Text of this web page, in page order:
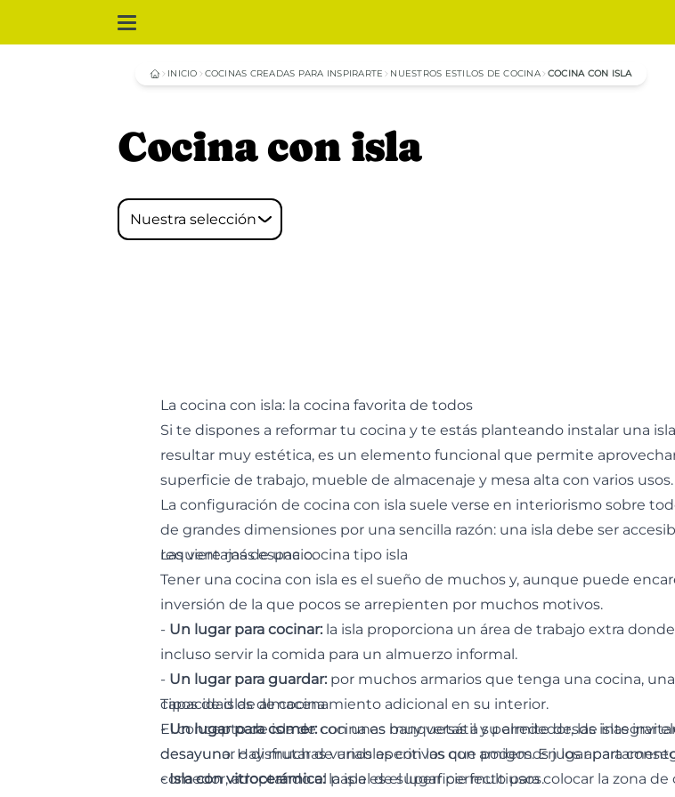
INICIO COCINAS CREADAS PARA INSPIRARTE NUESTROS ESTILOS DE COCINA COCINA CON ISLA
Cocina con isla
Nuestra selección
La cocina con isla: la cocina favorita de todos
Si te dispones a reformar tu cocina y te estás planteando instalar una
resultar muy estética, es un elemento funcional que permite
superficie de trabajo, mueble de almacenaje y mesa alta con varios usos.
La configuración de cocina con isla suele verse en interiorismo sobre
de grandes dimensiones por una sencilla razón: una isla debe ser
requiere más espacio.
Las ventajas de una cocina tipo isla
Tener una cocina con isla es el sueño de muchos y, aunque puede
inversión de la que pocos se arrepienten por muchos motivos.
- Un lugar para cocinar: la isla proporciona un área de trabajo extra
incluso servir la comida para un almuerzo informal.
- Un lugar para guardar: por muchos armarios que tenga una cocina,
capacidad de almacenamiento adicional en su interior.
-Un lugar para comer:con unas banquetas a su alrededor, las islas
desayunar o disfrutar de unos aperitivos con amigos. En los
comedor, adoptando el papel de superficie multiusos.
Tipos de islas de cocina
El concepto de isla de cocina es muy versátil y permite desde integrar
desayuno. Hay muchas variables con las que podemos jugar para
- Isla con vitrocerámica:la isla es el lugar perfecto para colocar la zona